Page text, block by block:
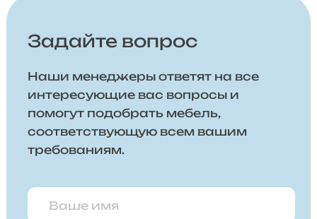
Задайте вопрос
Наши менеджеры ответят на все
интересующие вас вопросы и
помогут подобрать мебель,
соответствующую всем вашим
требованиям.